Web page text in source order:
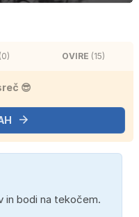
(0) OVIRE (15)
😎
in bodi na tekočem.